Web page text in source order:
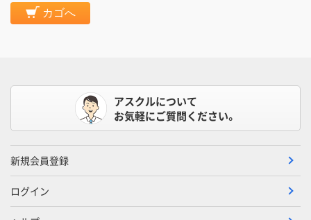
カゴへ
アスクルについて
お気軽にご質問ください。
新規会員登録
ログイン